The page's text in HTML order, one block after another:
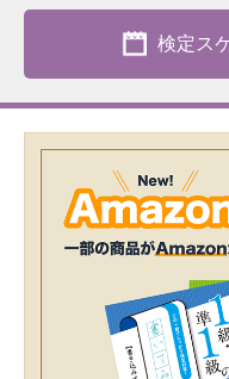
検定ス